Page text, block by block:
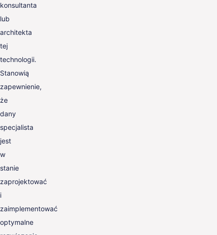
konsultanta
lub
architekta
tej
technologii.
Stanowią
zapewnienie,
że
dany
specjalista
jest
w
stanie
zaprojektować
i
zaimplementować
optymalne